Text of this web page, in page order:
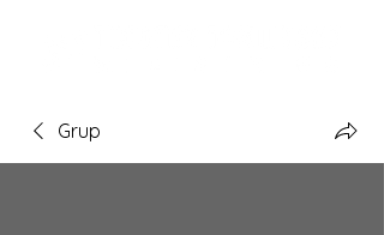
Grup